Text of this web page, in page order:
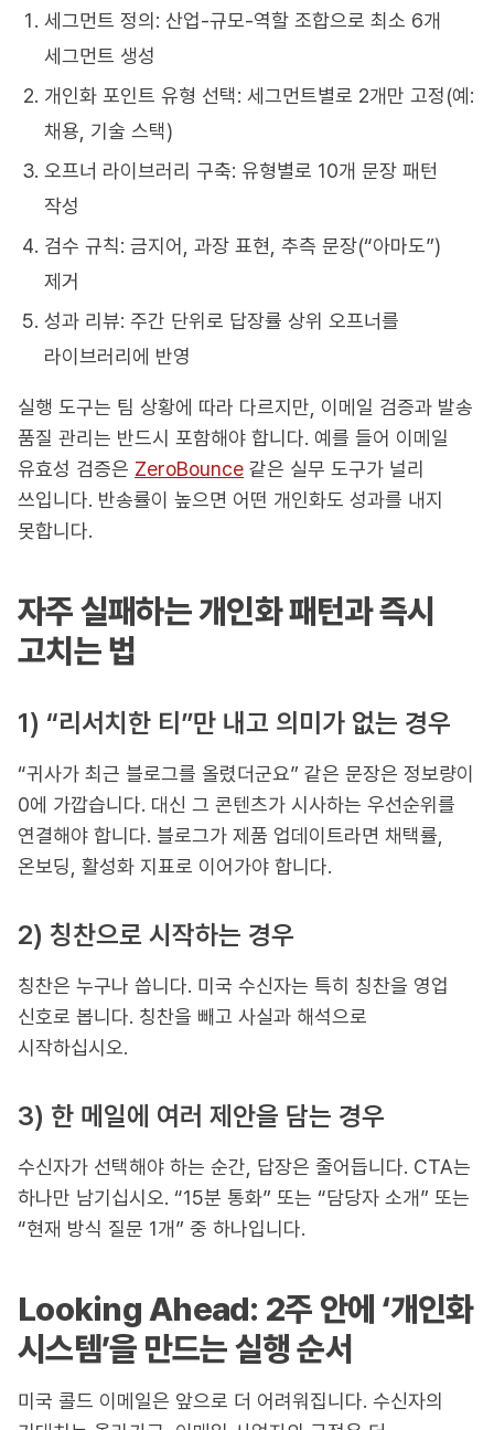
세그먼트 정의: 산업-규모-역할 조합으로 최소 6개
세그먼트 생성
개인화 포인트 유형 선택: 세그먼트별로 2개만 고정(예:
채용, 기술 스택)
오프너 라이브러리 구축: 유형별로 10개 문장 패턴
작성
검수 규칙: 금지어, 과장 표현, 추측 문장(“아마도”)
제거
성과 리뷰: 주간 단위로 답장률 상위 오프너를
라이브러리에 반영
실행 도구는 팀 상황에 따라 다르지만, 이메일 검증과 발송
품질 관리는 반드시 포함해야 합니다. 예를 들어 이메일
유효성 검증은 ZeroBounce 같은 실무 도구가 널리
쓰입니다. 반송률이 높으면 어떤 개인화도 성과를 내지
못합니다.
자주 실패하는 개인화 패턴과 즉시
고치는 법
1) “리서치한 티”만 내고 의미가 없는 경우
“귀사가 최근 블로그를 올렸더군요” 같은 문장은 정보량이
0에 가깝습니다. 대신 그 콘텐츠가 시사하는 우선순위를
연결해야 합니다. 블로그가 제품 업데이트라면 채택률,
온보딩, 활성화 지표로 이어가야 합니다.
2) 칭찬으로 시작하는 경우
칭찬은 누구나 씁니다. 미국 수신자는 특히 칭찬을 영업
신호로 봅니다. 칭찬을 빼고 사실과 해석으로
시작하십시오.
3) 한 메일에 여러 제안을 담는 경우
수신자가 선택해야 하는 순간, 답장은 줄어듭니다. CTA는
하나만 남기십시오. “15분 통화” 또는 “담당자 소개” 또는
“현재 방식 질문 1개” 중 하나입니다.
Looking Ahead: 2주 안에 ‘개인화
시스템’을 만드는 실행 순서
미국 콜드 이메일은 앞으로 더 어려워집니다. 수신자의